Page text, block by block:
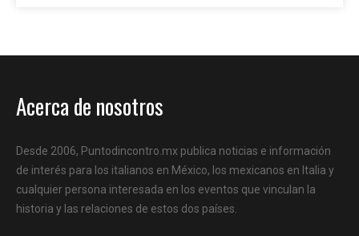
Acerca de nosotros
Desde 2006, Puntodincontro.mx publica noticias e información
de interés para los italianos en México, los mexicanos en Italia y
cualquier persona interesada en los eventos que vinculan la
historia y las relaciones de estos dos países.